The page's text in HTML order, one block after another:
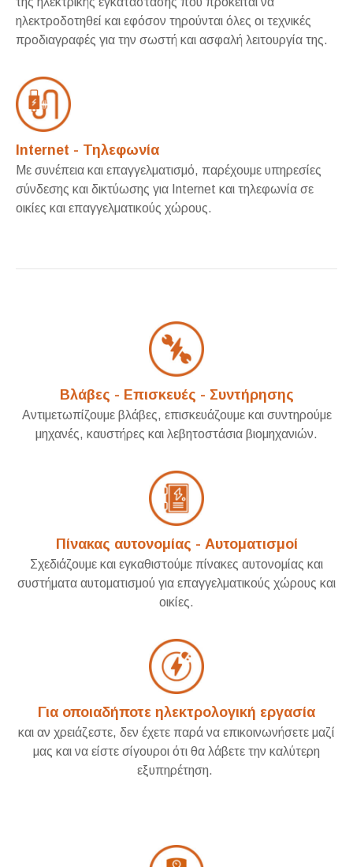
ηλεκτροδοτηθεί και εφόσον τηρούνται όλες οι τεχνικές
προδιαγραφές για την σωστή και ασφαλή λειτουργία της.
Internet - Τηλεφωνία
Με συνέπεια και επαγγελματισμό, παρέχουμε υπηρεσίες
σύνδεσης και δικτύωσης για Internet και τηλεφωνία σε
οικίες και επαγγελματικούς χώρους.
Βλάβες - Επισκευές - Συντήρησης
Αντιμετωπίζουμε βλάβες, επισκευάζουμε και συντηρούμε
μηχανές, καυστήρες και λεβητοστάσια βιομηχανιών.
Πίνακας αυτονομίας - Αυτοματισμοί
Σχεδιάζουμε και εγκαθιστούμε πίνακες αυτονομίας και
συστήματα αυτοματισμού για επαγγελματικούς χώρους και
οικίες.
Για οποιαδήποτε ηλεκτρολογική εργασία
και αν χρειάζεστε, δεν έχετε παρά να επικοινωνήσετε μαζί
μας και να είστε σίγουροι ότι θα λάβετε την καλύτερη
εξυπηρέτηση.